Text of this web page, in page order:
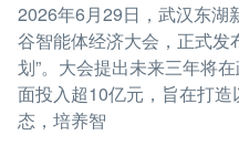
2026年6月29日，武汉东湖
谷智能体经济大会，正式发
划”。大会提出未来三年将
面投入超10亿元，旨在打
态，培养智